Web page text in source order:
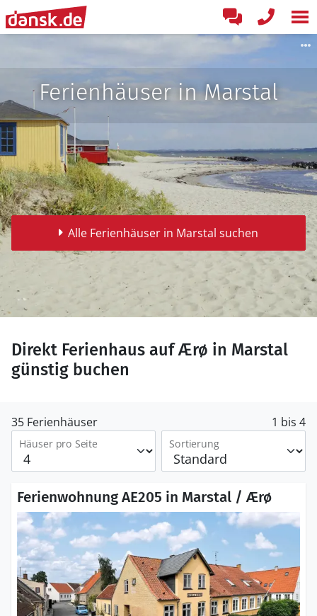
Ferienhäuser in Marstal
Alle Ferienhäuser in Marstal suchen
Direkt Ferienhaus auf Ærø in Marstal
günstig buchen
35 Ferienhäuser 1 bis 4
Häuser pro Seite Sortierung
Ferienwohnung AE205 in Marstal / Ærø